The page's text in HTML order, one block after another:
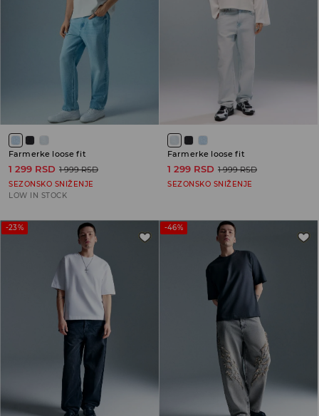
Farmerke loose fit
1 299 RSD 1 999 RSD
SEZONSKO SNIŽENJE
LOW IN STOCK
Farmerke loose fit
1 299 RSD 1 999 RSD
SEZONSKO SNIŽENJE
-23% -46%